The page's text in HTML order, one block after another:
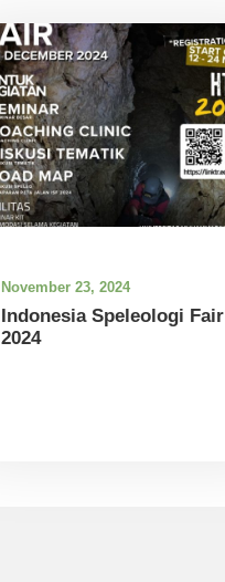
November 23, 2024
Indonesia Speleologi Fair
2024